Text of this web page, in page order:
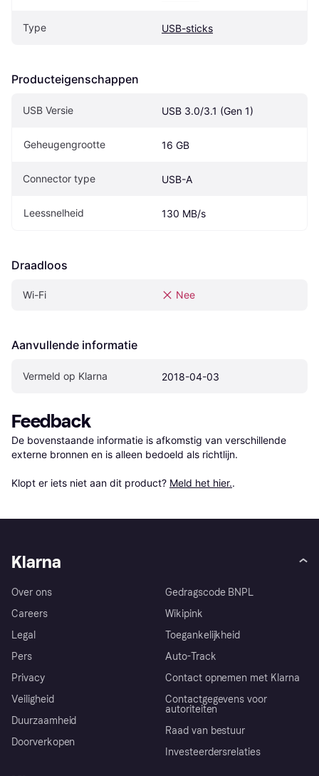
Type USB-sticks
Producteigenschappen
USB Versie USB 3.0/3.1 (Gen 1)
Geheugengrootte 16 GB
Connector type USB-A
Leessnelheid 130 MB/s
Draadloos
Wi-Fi Nee
Aanvullende informatie
Vermeld op Klarna 2018-04-03
Feedback
De bovenstaande informatie is afkomstig van verschillende
externe bronnen en is alleen bedoeld als richtlijn.
Klopt er iets niet aan dit product? Meld het hier..
Klarna
Over ons
Careers
Legal
Pers
Privacy
Veiligheid
Duurzaamheid
Doorverkopen
Gedragscode BNPL
Wikipink
Toegankelijkheid
Auto-Track
Contact opnemen met Klarna
Contactgegevens voor
autoriteiten
Raad van bestuur
Investeerdersrelaties